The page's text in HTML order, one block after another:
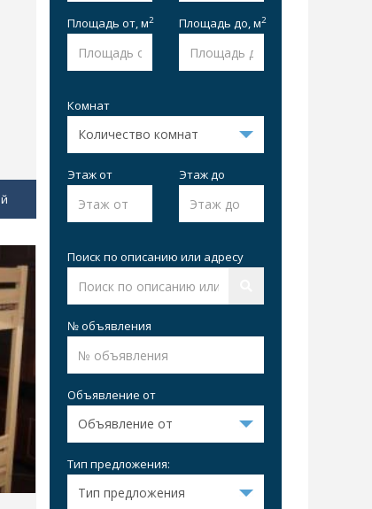
Площадь от,м2 Площадь до,м2
Комнат
Этаж от Этаж до
Поиск по описанию или адресу
№ объявления
Объявление от
Тип предложения: